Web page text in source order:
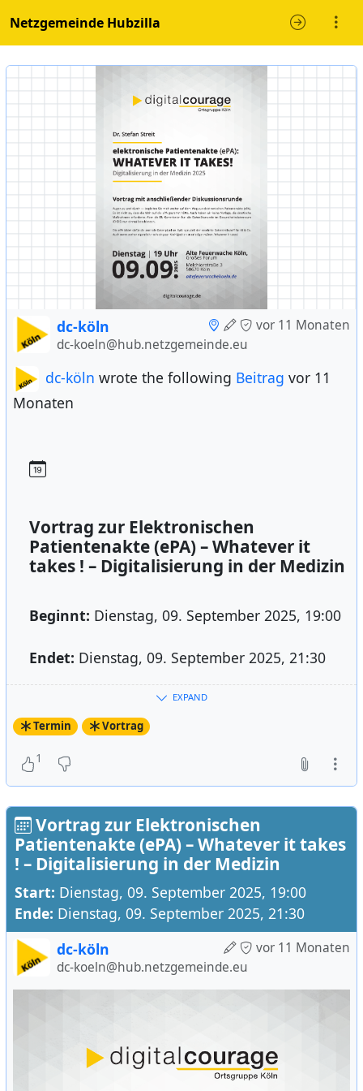
Netzgemeinde Hubzilla
vor 11 Monaten
dc-köln
dc-koeln@hub.netzgemeinde.eu
dc-köln wrote the following Beitrag vor 11
Monaten
Vortrag zur Elektronischen
Patientenakte (ePA) – Whatever it
takes ! – Digitalisierung in der Medizin
Beginnt: Dienstag, 09. September 2025, 19:00
Endet: Dienstag, 09. September 2025, 21:30
Digitalisierung macht auch vor unserer
Gesundheit nicht Halt – und sie verspricht viel:
Effizienz, bessere Versorgung, Fortschritt. Doch
was passiert, wenn aus Gesundheitsdaten ein
wirtschaftlich begehrter Rohstoff wird? Wenn
die Einführung digitaler Lösungen vor allem
eines ist: alternativlos?
In unserer Veranstaltung mit Dr. Stefan Streit
nehmen wir die elektronische Patientenakte
(ePA) und ihre Rolle im geplanten
europäischen Gesundheitsdatenraum (EHDS)
unter die Lupe. Was bedeutet es, wenn
Datenschutz und Mitbestimmung
unbeantwortet bleiben?
EXPAND
Termin Vortrag
1
Vortrag zur Elektronischen
Patientenakte (ePA) – Whatever it takes
! – Digitalisierung in der Medizin
Start: Dienstag, 09. September 2025, 19:00
Ende: Dienstag, 09. September 2025, 21:30
vor 11 Monaten
dc-köln
dc-koeln@hub.netzgemeinde.eu